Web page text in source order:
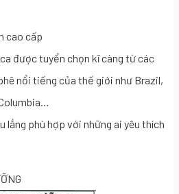
cao cấp
được tuyển chọn kĩ càng từ các
nổi tiếng của thế giới như Brazil,
lắng phù hợp với những ai yêu thích